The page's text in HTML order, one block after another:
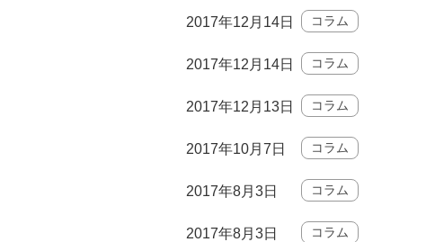
2017年12月14日 コラム
2017年12月14日 コラム
2017年12月13日 コラム
2017年10月7日 コラム
2017年8月3日 コラム
2017年8月3日 コラム